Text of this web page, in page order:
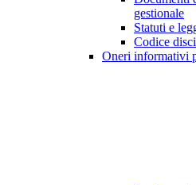
gestionale
Statuti e
Codice
Oneri informativi